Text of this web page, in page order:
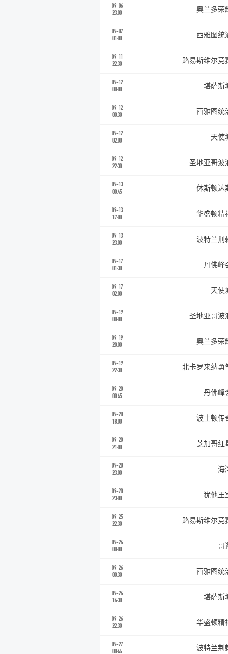
09-06
23:00
奥兰多荣
09-07
01:00
西雅图统
09-11
22:30
路易斯维尔竞
09-12
00:00
堪萨斯
09-12
00:30
西雅图统
09-12
02:00
天使
09-12
22:30
圣地亚哥波
09-13
00:45
休斯顿达
09-13
17:00
华盛顿精
09-13
23:00
波特兰荆
09-17
01:30
丹佛峰
09-17
02:00
天使
09-19
00:00
圣地亚哥波
09-19
20:00
奥兰多荣
09-19
22:30
北卡罗来纳勇
09-20
00:45
丹佛峰
09-20
18:00
波士顿传
09-20
21:00
芝加哥红
09-20
23:00
海
09-20
23:00
犹他王
09-25
22:30
路易斯维尔竞
09-26
00:00
哥
09-26
00:30
西雅图统
09-26
16:30
堪萨斯
09-26
22:30
华盛顿精
09-27
00:45
波特兰荆